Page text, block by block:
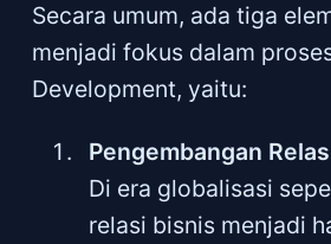
Secara umum, ada tiga
menjadi fokus dalam
Development, yaitu:
Pengembangan
Di era globalisasi
relasi bisnis menjadi